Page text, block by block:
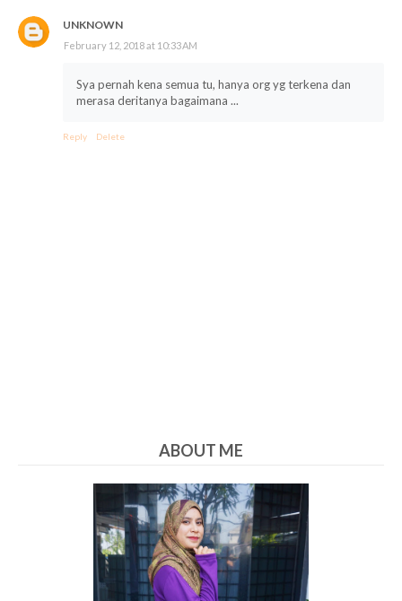
UNKNOWN
February 12, 2018 at 10:33 AM
Sya pernah kena semua tu, hanya org yg terkena dan
merasa deritanya bagaimana ...
Reply Delete
ABOUT ME